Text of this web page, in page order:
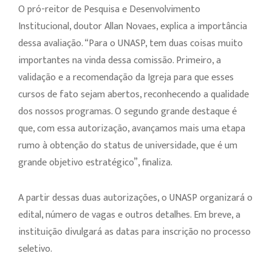
O pró-reitor de Pesquisa e Desenvolvimento
Institucional, doutor Allan Novaes, explica a importância
dessa avaliação. “Para o UNASP, tem duas coisas muito
importantes na vinda dessa comissão. Primeiro, a
validação e a recomendação da Igreja para que esses
cursos de fato sejam abertos, reconhecendo a qualidade
dos nossos programas. O segundo grande destaque é
que, com essa autorização, avançamos mais uma etapa
rumo à obtenção do status de universidade, que é um
grande objetivo estratégico”, finaliza.
A partir dessas duas autorizações, o UNASP organizará o
edital, número de vagas e outros detalhes. Em breve, a
instituição divulgará as datas para inscrição no processo
seletivo.